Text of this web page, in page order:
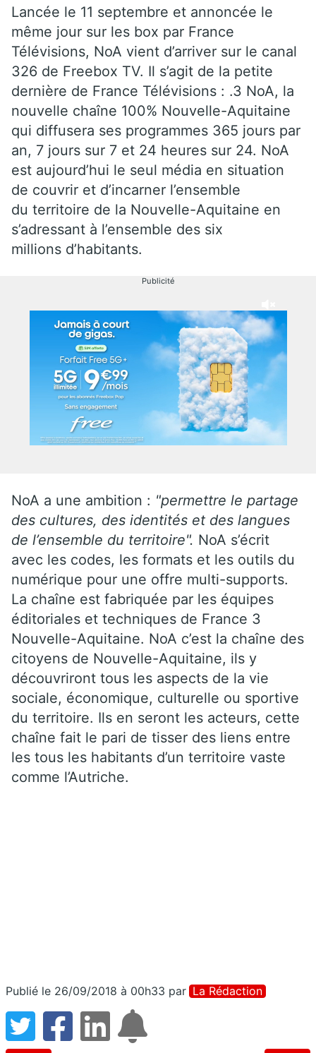
Lancée le 11 septembre et annoncée le
même jour sur les box par France
Télévisions, NoA vient d’arriver sur le canal
326 de Freebox TV. Il s’agit de la petite
dernière de France Télévisions : .3 NoA, la
nouvelle chaîne 100% Nouvelle-Aquitaine
qui diffusera ses programmes 365 jours par
an, 7 jours sur 7 et 24 heures sur 24. NoA
est aujourd’hui le seul média en situation
de couvrir et d’incarner l’ensemble
du territoire de la Nouvelle-Aquitaine en
s’adressant à l’ensemble des six
millions d’habitants.
Publicité
NoA a une ambition : "permettre le partage
des cultures, des identités et des langues
de l’ensemble du territoire". NoA s’écrit
avec les codes, les formats et les outils du
numérique pour une offre multi-supports.
La chaîne est fabriquée par les équipes
éditoriales et techniques de France 3
Nouvelle-Aquitaine. NoA c’est la chaîne des
citoyens de Nouvelle-Aquitaine, ils y
découvriront tous les aspects de la vie
sociale, économique, culturelle ou sportive
du territoire. Ils en seront les acteurs, cette
chaîne fait le pari de tisser des liens entre
les tous les habitants d’un territoire vaste
comme l’Autriche.
Publié le 26/09/2018 à 00h33 par La Rédaction